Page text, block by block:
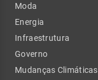
Moda
Energia
Infraestrutura
Governo
Mudanças Climáticas